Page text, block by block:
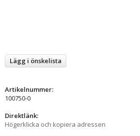
Lägg i önskelista
Artikelnummer:
100750-0
Direktlänk:
Högerklicka och kopiera adressen